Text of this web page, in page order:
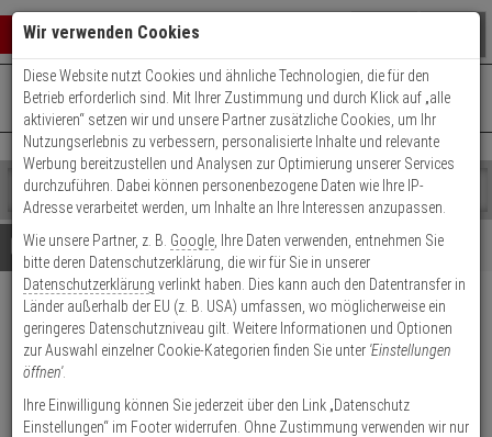
Warenkorb schließen
0 ARTIKEL IM WARENKORB
Ihr Warenkorb ist momentan leer.
Ergebnisse ()
Fertig
Shop
durchsuchen
Bitte
geben
Sie
mindestens
Zeichen
ein,
um
Suche
Es
wurde
noch
Kategorien
Suche
gestartet
+49 (0)821 899 493-0Mo. - Do.: 8:00 - 16:30 | Fr.: 8:00 - 14:00 Uhr
Kontaktservice nutzen
Details Beratung
Dahua PFA106
Aufhängeadapter
Produktmerkmale
Wir verwenden Cookies
Diese Website nutzt Cookies und ähnliche Technologien, die für den
Betrieb erforderlich sind. Mit Ihrer Zustimmung und durch Klick auf „alle
aktivieren“ setzen wir und unsere Partner zusätzliche Cookies, um Ihr
Nutzungserlebnis zu verbessern, personalisierte Inhalte und relevante
Werbung bereitzustellen und Analysen zur Optimierung unserer Services
durchzuführen. Dabei können personenbezogene Daten wie Ihre IP-
Adresse verarbeitet werden, um Inhalte an Ihre Interessen anzupassen.
Wie unsere Partner, z. B. Google , Ihre Daten verwenden, entnehmen Sie
bitte deren Datenschutzerklärung, die wir für Sie in unserer
Datenschutzerklärung verlinkt haben. Dies kann auch den Datentransfer in
Länder außerhalb der EU (z. B. USA) umfassen, wo möglicherweise ein
geringeres Datenschutzniveau gilt. Weitere Informationen und Optionen
zur Auswahl einzelner Cookie-Kategorien finden Sie unter 'Einstellungen
öffnen'.
Ihre Einwilligung können Sie jederzeit über den Link „Datenschutz
Einstellungen“ im Footer widerrufen. Ohne Zustimmung verwenden wir nur